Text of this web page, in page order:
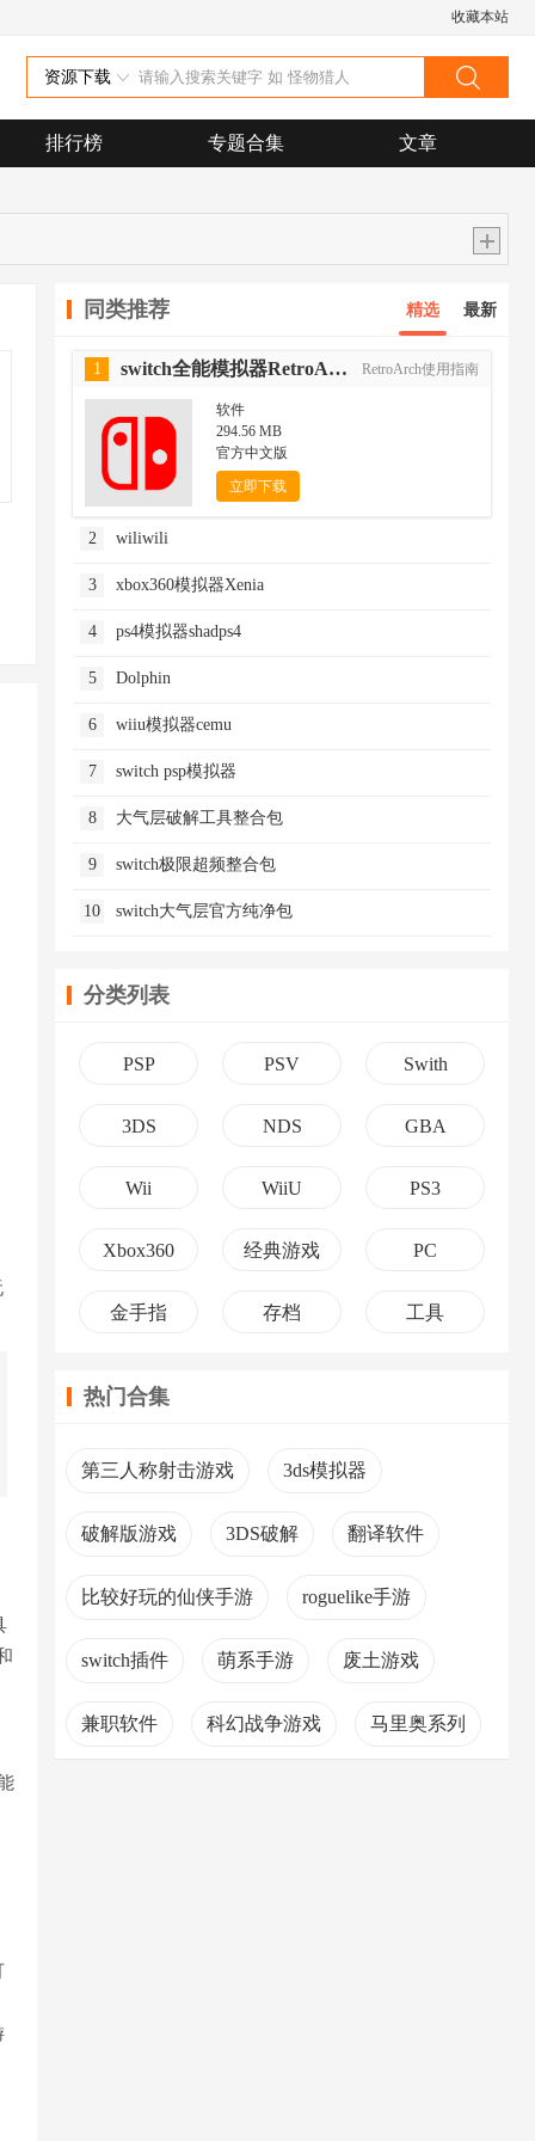
收藏本站
资源下载
排行榜 专题合集 文章
同类推荐 精选 最新
1 switch全能模拟器RetroArch RetroArch使用指南
软件
294.56 MB
官方中文版
立即下载
2 wiliwili
3 xbox360模拟器Xenia
4 ps4模拟器shadps4
5 Dolphin
6 wiiu模拟器cemu
7 switch psp模拟器
8 大气层破解工具整合包
9 switch极限超频整合包
10 switch大气层官方纯净包
分类列表
PSP PSV Swith
3DS NDS GBA
Wii WiiU PS3
Xbox360 经典游戏 PC
金手指 存档 工具
热门合集
第三人称射击游戏 3ds模拟器
破解版游戏 3DS破解 翻译软件
比较好玩的仙侠手游 roguelike手游
switch插件 萌系手游 废土游戏
兼职软件 科幻战争游戏 马里奥系列